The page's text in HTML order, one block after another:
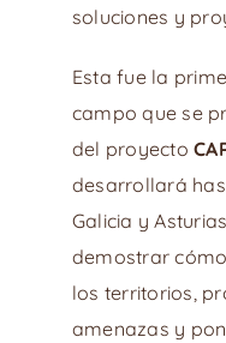
soluciones y
Esta fue la
campo que se
del proyecto
desarrollará
Galicia y
demostrar
los territorios,
amenazas y